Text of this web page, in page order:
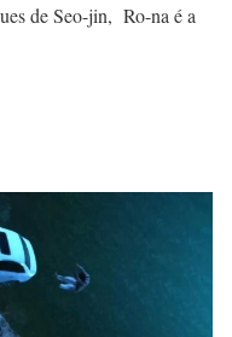
de Seo-jin, Ro-na é a